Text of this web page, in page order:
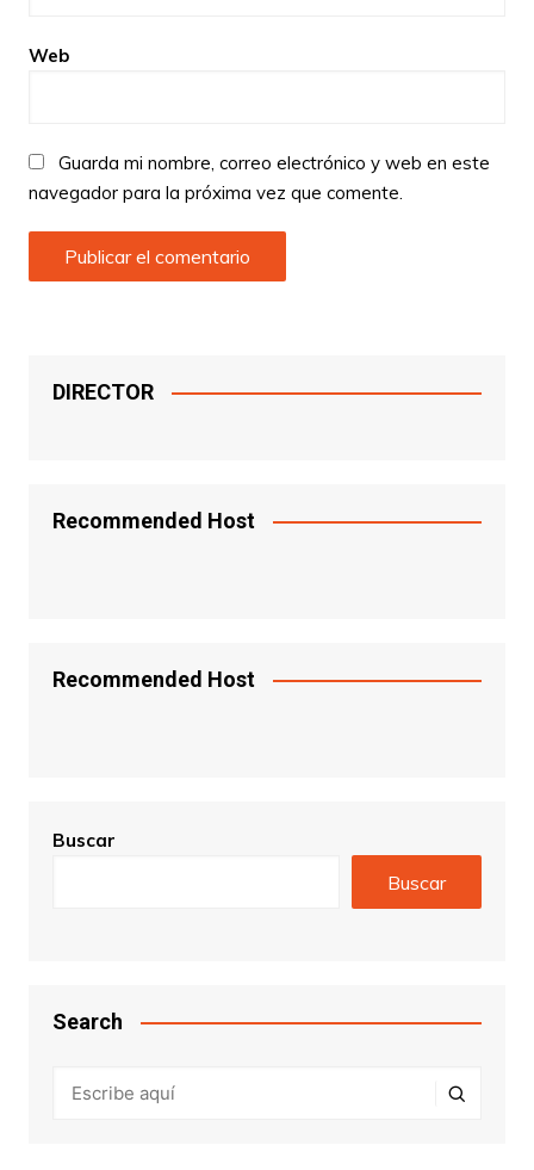
Web
Guarda mi nombre, correo electrónico y web en este
navegador para la próxima vez que comente.
DIRECTOR
Recommended Host
Recommended Host
Buscar
Buscar
Search